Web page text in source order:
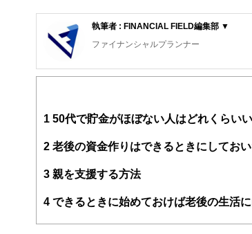
執筆者 : FINANCIAL FIELD編集部 ▼
ファイナンシャルプランナー
FinancialField編集部は、金融、経済に関
案から記事掲載まですべての工程に関わる
FinancialFieldの特徴は、ファイナンシャ
ー、公認会計士、社会保険労務士、行政
と、読み応えのあるコンテンツと確かな
私たちは、快適でより良い生活のアイデ
1 50代で貯金がほぼない人はどれくらい
2 老後の資金作りはできるときにしてお
3 親を支援する方法
4 できるときに始めておけば老後の生活